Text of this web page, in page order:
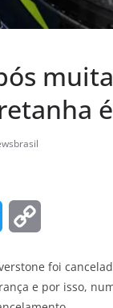
i
p
foi
e por isso,